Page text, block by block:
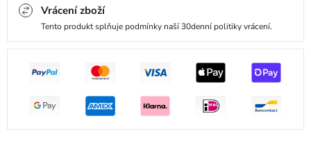
Vrácení zboží
Tento produkt splňuje podmínky naší 30denní politiky vrácení.